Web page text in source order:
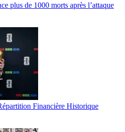
plus de 1000 morts après l’attaque
Financière Historique